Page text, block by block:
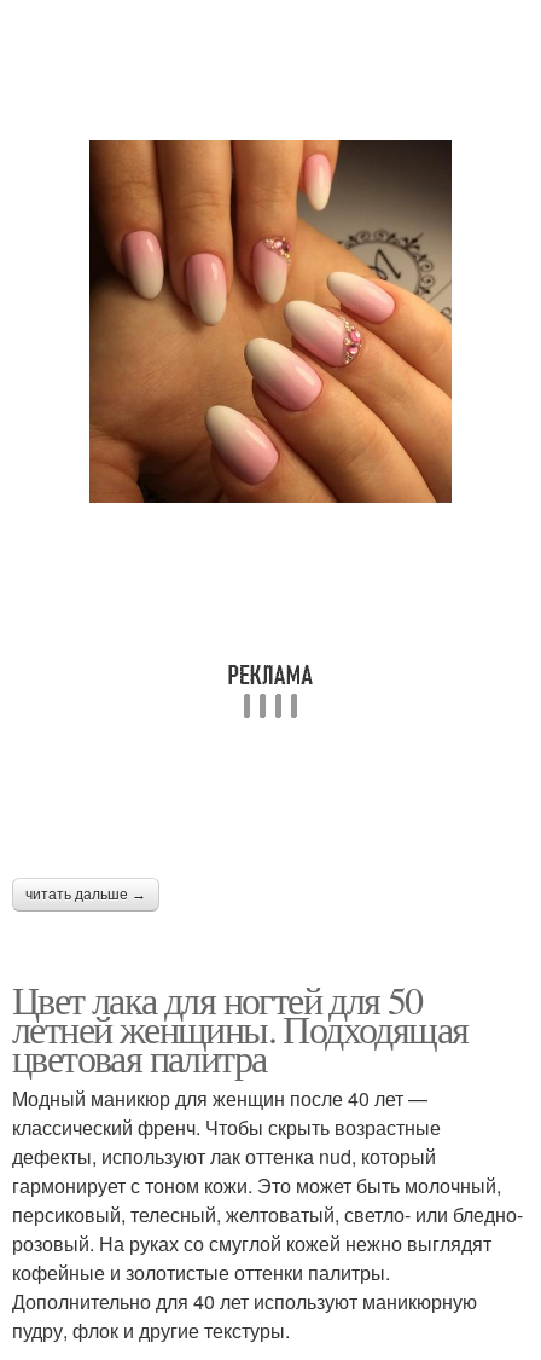
читать дальше →
Цвет лака для ногтей для 50
летней женщины. Подходящая
цветовая палитра
Модный маникюр для женщин после 40 лет —
классический френч. Чтобы скрыть возрастные
дефекты, используют лак оттенка nud, который
гармонирует с тоном кожи. Это может быть молочный,
персиковый, телесный, желтоватый, светло- или бледно-
розовый. На руках со смуглой кожей нежно выглядят
кофейные и золотистые оттенки палитры.
Дополнительно для 40 лет используют маникюрную
пудру, флок и другие текстуры.